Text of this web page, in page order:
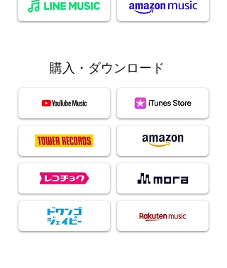
購入・ダウンロード